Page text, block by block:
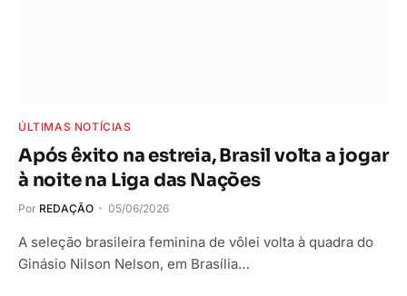
ÚLTIMAS NOTÍCIAS
Após êxito na estreia, Brasil volta a jogar
à noite na Liga das Nações
Por REDAÇÃO 05/06/2026
A seleção brasileira feminina de vôlei volta à quadra do
Ginásio Nilson Nelson, em Brasília…